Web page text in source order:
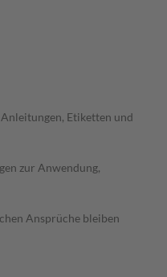
Etiketten und
zur Anwendung,
Ansprüche bleiben